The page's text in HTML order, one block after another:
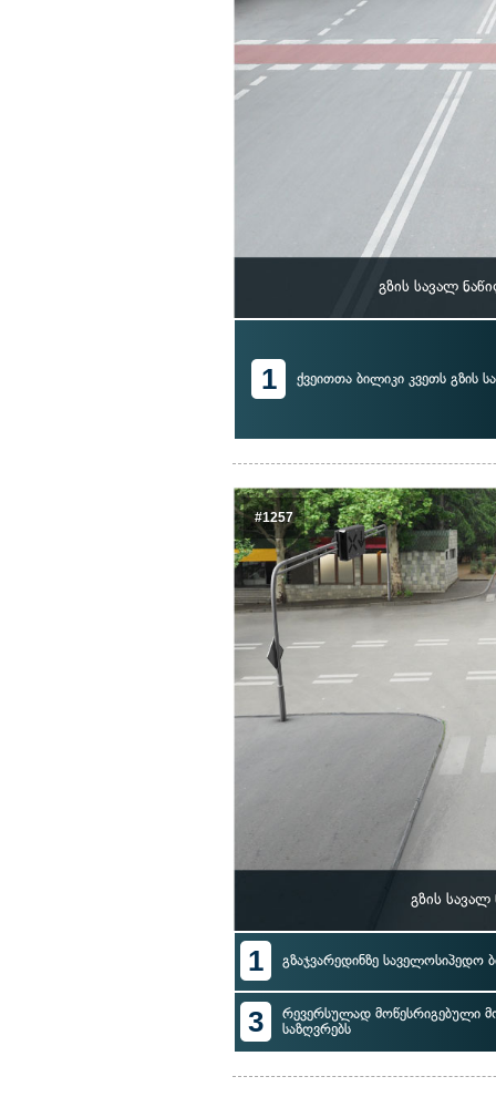
გზის სავალ
1 ქვეითთა ბილიკი კვეთს გზის
#1257
გზის
1 გზაჯვარედინზე საველოსიპედო
3
რევერსულად მოწესრიგებული
საზღვრებს